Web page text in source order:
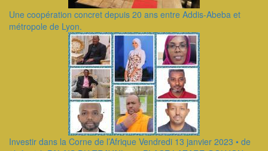
Une coopération concret depuis 20 ans entre Addis-Abeba et
métropole de Lyon.
Investir dans la Corne de l’Afrique Vendredi 13 janvier 2023 • de